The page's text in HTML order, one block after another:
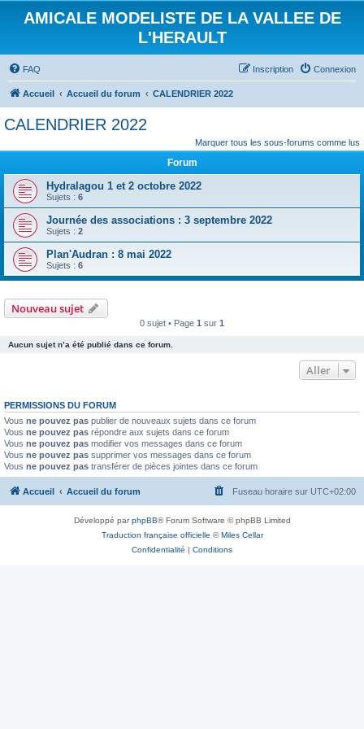
AMICALE MODELISTE DE LA VALLEE DE
L'HERAULT
FAQ Connexion
Inscription
Accueil Accueil du forum CALENDRIER 2022
CALENDRIER 2022
Marquer tous les sous-forums comme lus
Forum
Hydralagou 1 et 2 octobre 2022
Sujets : 6
Journée des associations : 3 septembre 2022
Sujets : 2
Plan'Audran : 8 mai 2022
Sujets : 6
Nouveau sujet
0 sujet • Page 1 sur 1
Aucun sujet n’a été publié dans ce forum.
Aller
PERMISSIONS DU FORUM
Vous ne pouvez pas publier de nouveaux sujets dans ce forum
Vous ne pouvez pas répondre aux sujets dans ce forum
Vous ne pouvez pas modifier vos messages dans ce forum
Vous ne pouvez pas supprimer vos messages dans ce forum
Vous ne pouvez pas transférer de pièces jointes dans ce forum
Accueil Accueil du forum Fuseau horaire sur UTC+02:00
Développé parphpBB® Forum Software © phpBB Limited
Traduction française officielle ©Miles Cellar
Confidentialité | Conditions